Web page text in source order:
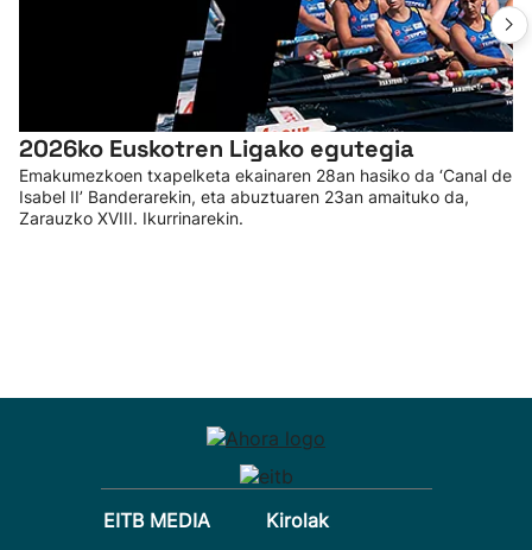
2026ko Euskotren Ligako egutegia
Emakumezkoen txapelketa ekainaren 28an hasiko da ‘Canal de
Isabel II’ Banderarekin, eta abuztuaren 23an amaituko da,
Zarauzko XVIII. Ikurrinarekin.
EITB MEDIA
Kirolak